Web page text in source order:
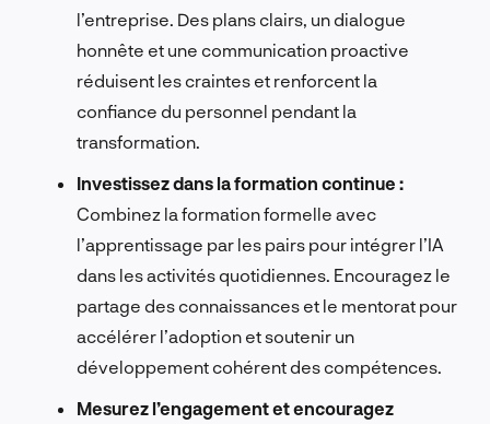
l’entreprise. Des plans clairs, un dialogue
honnête et une communication proactive
réduisent les craintes et renforcent la
confiance du personnel pendant la
transformation.
Investissez dans la formation continue :
Combinez la formation formelle avec
l’apprentissage par les pairs pour intégrer l’IA
dans les activités quotidiennes. Encouragez le
partage des connaissances et le mentorat pour
accélérer l’adoption et soutenir un
développement cohérent des compétences.
Mesurez l’engagement et encouragez